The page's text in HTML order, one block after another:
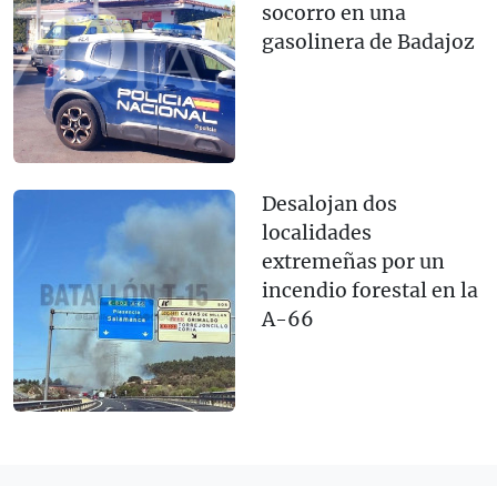
socorro en una
gasolinera de Badajoz
Desalojan dos
localidades
extremeñas por un
incendio forestal en la
A-66